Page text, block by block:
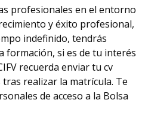
profesionales en el entorno
y éxito profesional,
indefinido, tendrás
formación, si es de tu interés
recuerda enviar tu cv
realizar la matrícula. Te
de acceso a la Bolsa